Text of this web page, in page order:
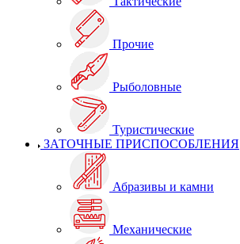
Прочие
Рыболовные
Туристические
ЗАТОЧНЫЕ ПРИСПОСОБЛЕНИЯ
Абразивы и камни
Механические